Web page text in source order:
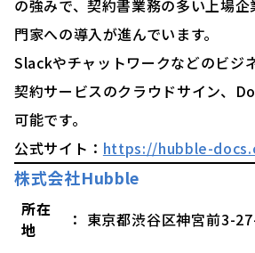
の強みで、契約書業務の多い上場
門家への導入が進んでいます。
Slackやチャットワークなどのビジ
契約サービスのクラウドサイン、
可能です。
公式サイト： https://hubble-
株式会社Hubble
所在
地
： 東京都渋谷区神宮前3-